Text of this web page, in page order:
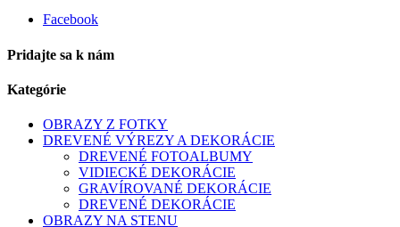
Facebook
Pridajte sa k nám
Kategórie
OBRAZY Z FOTKY
DREVENÉ VÝREZY A DEKORÁCIE
DREVENÉ FOTOALBUMY
VIDIECKÉ DEKORÁCIE
GRAVÍROVANÉ DEKORÁCIE
DREVENÉ DEKORÁCIE
OBRAZY NA STENU